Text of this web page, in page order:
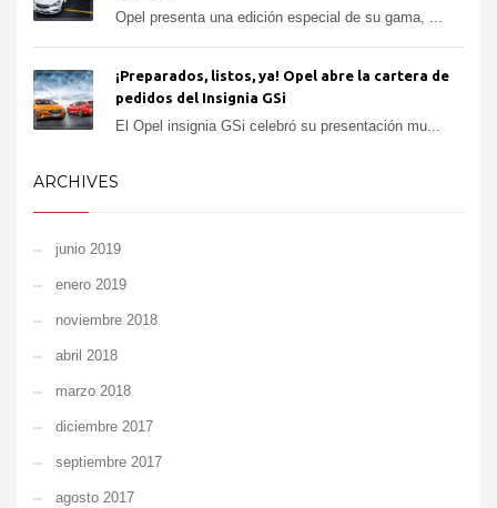
Opel presenta una edición especial de su gama, ...
¡Preparados, listos, ya! Opel abre la cartera de
pedidos del Insignia GSi
El Opel insignia GSi celebró su presentación mu...
ARCHIVES
junio 2019
enero 2019
noviembre 2018
abril 2018
marzo 2018
diciembre 2017
septiembre 2017
agosto 2017